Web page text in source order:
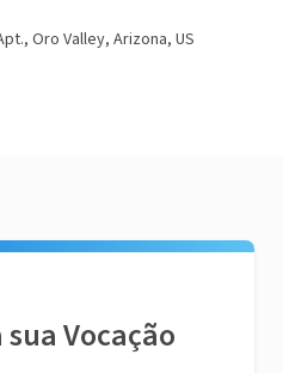
Oro Valley, Arizona, US
Vocação